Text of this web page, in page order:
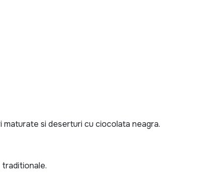
si deserturi cu ciocolata neagra.